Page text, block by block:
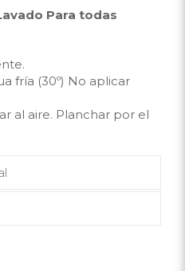
Para todas
fría (30º) No aplicar
al aire. Planchar por el